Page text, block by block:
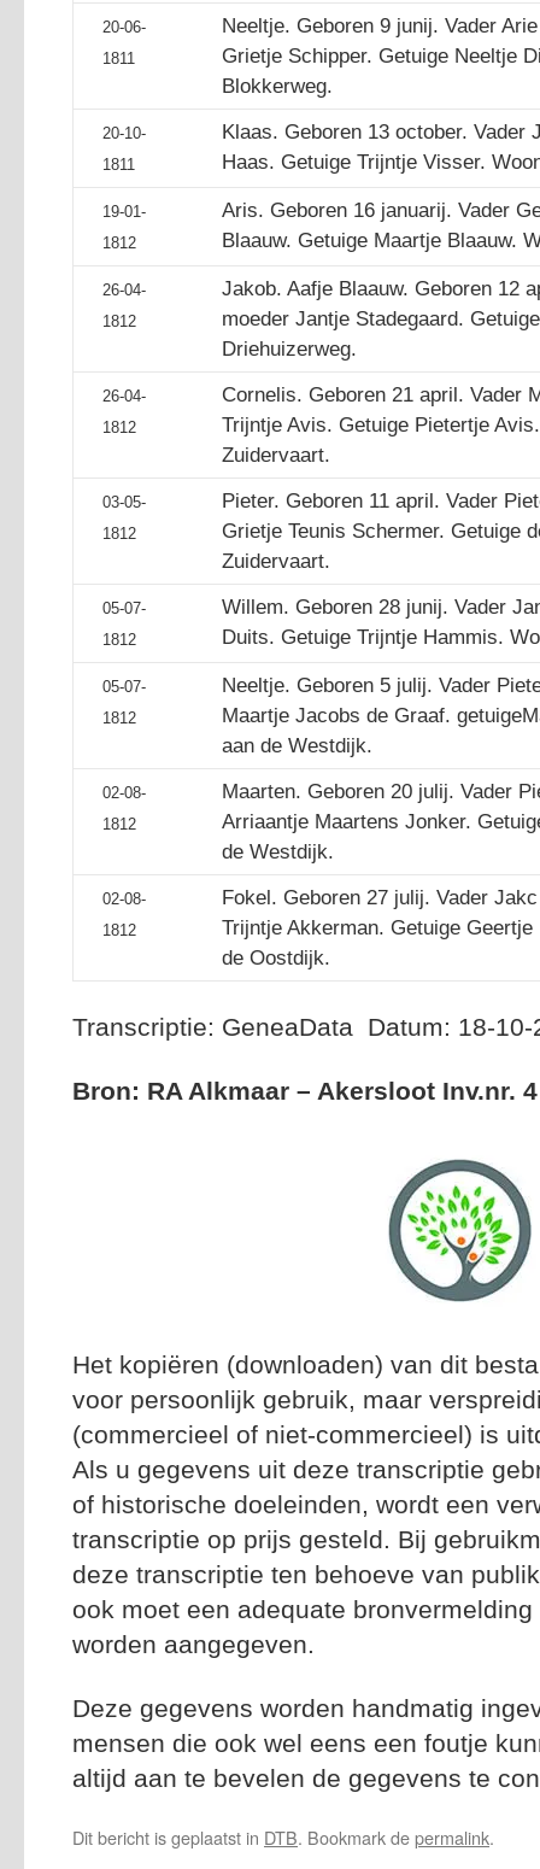
20-06-
1811
Neeltje. Geboren 9 junij. Vader
Grietje Schipper. Getuige Neeltje
Blokkerweg.
20-10-
1811
Klaas. Geboren 13 october. Vader
Haas. Getuige Trijntje Visser.
19-01-
1812
Aris. Geboren 16 januarij. Vader
Blaauw. Getuige Maartje Blaauw.
26-04-
1812
Jakob. Aafje Blaauw. Geboren 12
moeder Jantje Stadegaard.
Driehuizerweg.
26-04-
1812
Cornelis. Geboren 21 april. Vader
Trijntje Avis. Getuige Pietertje
Zuidervaart.
03-05-
1812
Pieter. Geboren 11 april. Vader
Grietje Teunis Schermer. Getuige
Zuidervaart.
05-07-
1812
Willem. Geboren 28 junij. Vader
Duits. Getuige Trijntje Hammis.
05-07-
1812
Neeltje. Geboren 5 julij. Vader
Maartje Jacobs de Graaf.
aan de Westdijk.
02-08-
1812
Maarten. Geboren 20 julij. Vader
Arriaantje Maartens Jonker.
de Westdijk.
02-08-
1812
Fokel. Geboren 27 julij. Vader
Trijntje Akkerman. Getuige
de Oostdijk.
Transcriptie: GeneaData Datum: 18-10-
Bron: RA Alkmaar – Akersloot Inv.nr. 4
Het kopiëren (downloaden) van dit
voor persoonlijk gebruik, maar
(commercieel of niet-commercieel) is
Als u gegevens uit deze transcriptie
of historische doeleinden, wordt een
transcriptie op prijs gesteld. Bij
deze transcriptie ten behoeve van
ook moet een adequate
worden aangegeven.
Deze gegevens worden handmatig
mensen die ook wel eens een foutje
altijd aan te bevelen de gegevens te
Dit bericht is geplaatst in DTB. Bookmark depermalink.